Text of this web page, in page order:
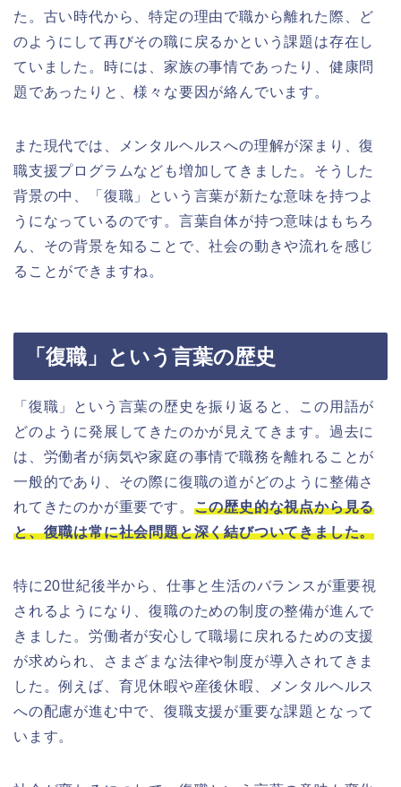
た。古い時代から、特定の理由で職から離れた際、ど
のようにして再びその職に戻るかという課題は存在し
ていました。時には、家族の事情であったり、健康問
題であったりと、様々な要因が絡んでいます。
また現代では、メンタルヘルスへの理解が深まり、復
職支援プログラムなども増加してきました。そうした
背景の中、「復職」という言葉が新たな意味を持つよ
うになっているのです。言葉自体が持つ意味はもちろ
ん、その背景を知ることで、社会の動きや流れを感じ
ることができますね。
「復職」という言葉の歴史
「復職」という言葉の歴史を振り返ると、この用語が
どのように発展してきたのかが見えてきます。過去に
は、労働者が病気や家庭の事情で職務を離れることが
一般的であり、その際に復職の道がどのように整備さ
れてきたのかが重要です。 この歴史的な視点から見る
と、復職は常に社会問題と深く結びついてきました。
特に20世紀後半から、仕事と生活のバランスが重要視
されるようになり、復職のための制度の整備が進んで
きました。労働者が安心して職場に戻れるための支援
が求められ、さまざまな法律や制度が導入されてきま
した。例えば、育児休暇や産後休暇、メンタルヘルス
への配慮が進む中で、復職支援が重要な課題となって
います。